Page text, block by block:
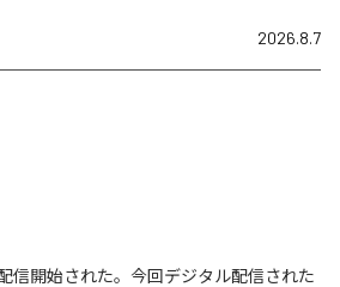
2026.8.7
配信開始された。今回デジタル配信された